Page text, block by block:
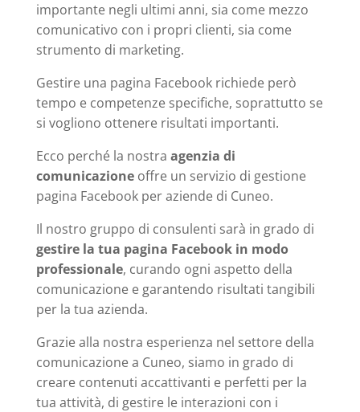
importante negli ultimi anni, sia come mezzo
comunicativo con i propri clienti, sia come
strumento di marketing.
Gestire una pagina Facebook richiede però
tempo e competenze specifiche, soprattutto se
si vogliono ottenere risultati importanti.
Ecco perché la nostra agenzia di
comunicazioneoffre un servizio di gestione
pagina Facebook per aziende di Cuneo.
Il nostro gruppo di consulenti sarà in grado di
gestire la tua pagina Facebook in modo
professionale, curando ogni aspetto della
comunicazione e garantendo risultati tangibili
per la tua azienda.
Grazie alla nostra esperienza nel settore della
comunicazione a Cuneo, siamo in grado di
creare contenuti accattivanti e perfetti per la
tua attività, di gestire le interazioni con i